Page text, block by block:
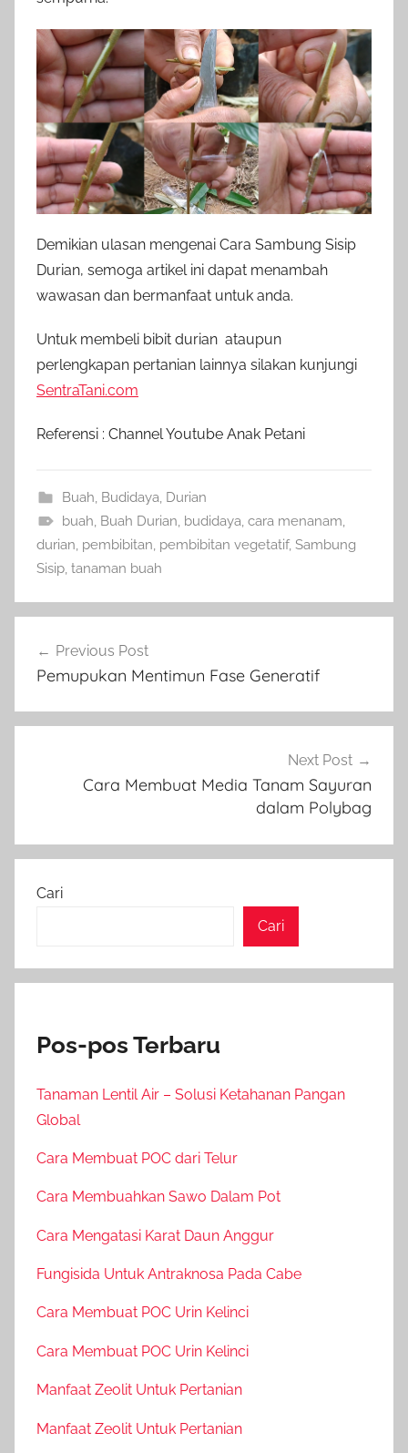
Demikian ulasan mengenai Cara Sambung Sisip
Durian, semoga artikel ini dapat menambah
wawasan dan bermanfaat untuk anda.
Untuk membeli bibit durian ataupun
perlengkapan pertanian lainnya silakan kunjungi
SentraTani.com
Referensi : Channel Youtube Anak Petani
Buah, Budidaya, Durian
buah, Buah Durian, budidaya, cara menanam,
durian, pembibitan, pembibitan vegetatif, Sambung
Sisip, tanaman buah
pos
Previous Post
Pemupukan Mentimun Fase Generatif
Next Post
Cara Membuat Media Tanam Sayuran
dalam Polybag
Cari
Cari
Pos-pos Terbaru
Tanaman Lentil Air – Solusi Ketahanan Pangan
Global
Cara Membuat POC dari Telur
Cara Membuahkan Sawo Dalam Pot
Cara Mengatasi Karat Daun Anggur
Fungisida Untuk Antraknosa Pada Cabe
Cara Membuat POC Urin Kelinci
Cara Membuat POC Urin Kelinci
Manfaat Zeolit Untuk Pertanian
Manfaat Zeolit Untuk Pertanian